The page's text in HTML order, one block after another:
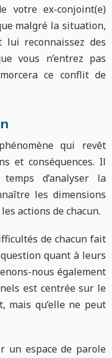
votre ex-conjoint(e)
malgré la situation,
lui reconnaissez des
vous n’entrez pas
ce conflit de
qui revêt
et conséquences. Il
d’analyser la
les dimensions
actions de chacun.
de chacun fait
quant à leurs
nous également
est centrée sur le
mais qu’elle ne peut
un espace de parole